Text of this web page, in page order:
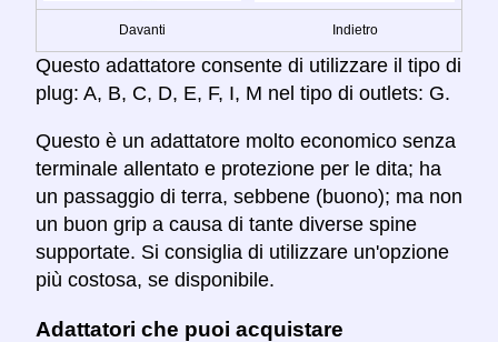
Davanti Indietro
Questo adattatore consente di utilizzare il tipo di
plug: A, B, C, D, E, F, I, M nel tipo di outlets: G.
Questo è un adattatore molto economico senza
terminale allentato e protezione per le dita; ha
un passaggio di terra, sebbene (buono); ma non
un buon grip a causa di tante diverse spine
supportate. Si consiglia di utilizzare un'opzione
più costosa, se disponibile.
Adattatori che puoi acquistare